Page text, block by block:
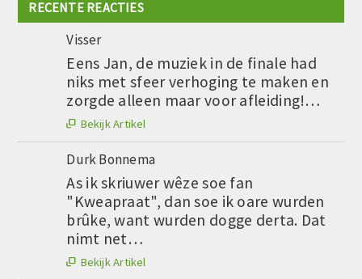
RECENTE REACTIES
Visser
Eens Jan, de muziek in de finale had
niks met sfeer verhoging te maken en
zorgde alleen maar voor afleiding!…
 Bekijk Artikel
Durk Bonnema
As ik skriuwer wêze soe fan
"Kweapraat", dan soe ik oare wurden
brûke, want wurden dogge derta. Dat
nimt net…
 Bekijk Artikel